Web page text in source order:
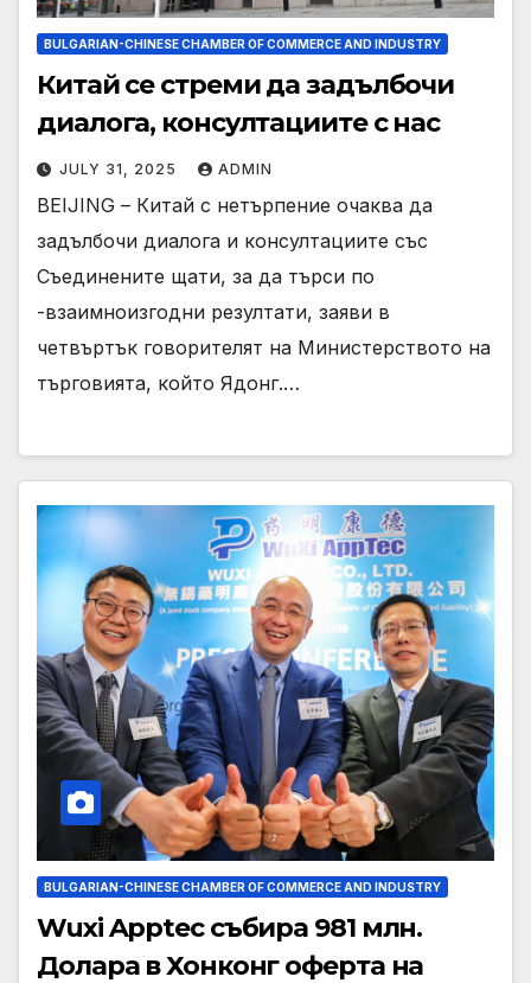
BULGARIAN-CHINESE CHAMBER OF COMMERCE AND INDUSTRY
Китай се стреми да задълбочи
диалога, консултациите с нас
JULY 31, 2025 ADMIN
BEIJING – Китай с нетърпение очаква да
задълбочи диалога и консултациите със
Съединените щати, за да търси по
-взаимноизгодни резултати, заяви в
четвъртък говорителят на Министерството на
търговията, който Ядонг.…
BULGARIAN-CHINESE CHAMBER OF COMMERCE AND INDUSTRY
Wuxi Apptec събира 981 млн.
Долара в Хонконг оферта на